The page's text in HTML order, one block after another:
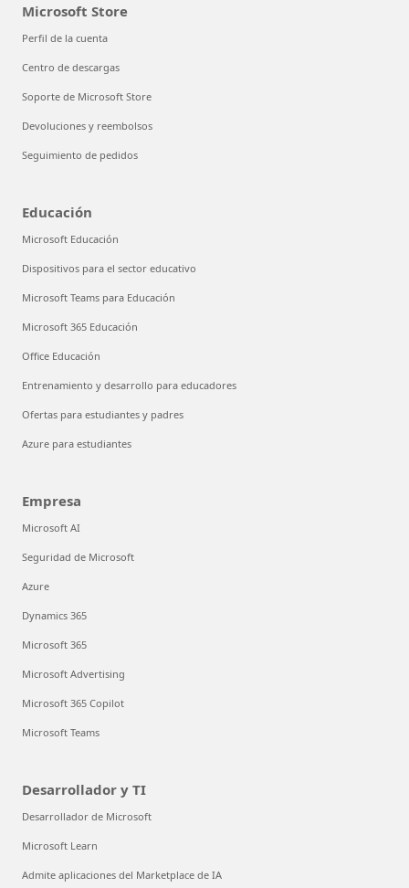
Microsoft Store
Perfil de la cuenta
Centro de descargas
Soporte de Microsoft Store
Devoluciones y reembolsos
Seguimiento de pedidos
Educación
Microsoft Educación
Dispositivos para el sector educativo
Microsoft Teams para Educación
Microsoft 365 Educación
Office Educación
Entrenamiento y desarrollo para educadores
Ofertas para estudiantes y padres
Azure para estudiantes
Empresa
Microsoft AI
Seguridad de Microsoft
Azure
Dynamics 365
Microsoft 365
Microsoft Advertising
Microsoft 365 Copilot
Microsoft Teams
Desarrollador y TI
Desarrollador de Microsoft
Microsoft Learn
Admite aplicaciones del Marketplace de IA